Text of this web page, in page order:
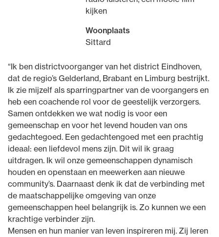
kijken
Woonplaats
Sittard
“Ik ben districtvoorganger van het district Eindhoven,
dat de regio’s Gelderland, Brabant en Limburg bestrijkt.
Ik zie mijzelf als sparringpartner van de voorgangers en
heb een coachende rol voor de geestelijk verzorgers.
Samen ontdekken we wat nodig is voor een
gemeenschap en voor het levend houden van ons
gedachtegoed. Een gedachtengoed met een prachtig
ideaal: een liefdevol mens zijn. Dit wil ik graag
uitdragen. Ik wil onze gemeenschappen dynamisch
houden en openstaan en meewerken aan nieuwe
community’s. Daarnaast denk ik dat de verbinding met
de maatschappelijke omgeving van onze
gemeenschappen heel belangrijk is. Zo kunnen we een
krachtige verbinder zijn.
Mensen en hun manier van leven inspireren mij. Zij leren